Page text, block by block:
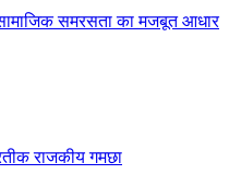
समरसता का मजबूत आधार
राजकीय गमछा